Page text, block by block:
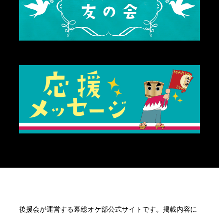
後援会が運営する幕総オケ部公式サイトです。掲載内容に